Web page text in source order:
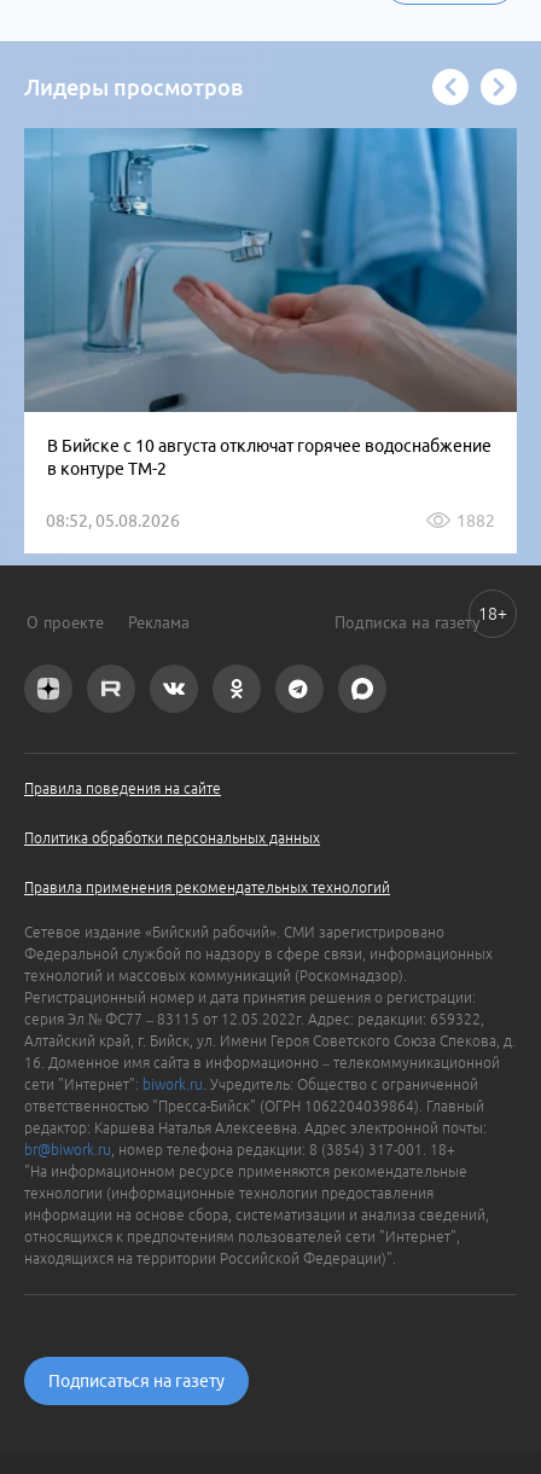
Лидеры просмотров
В Бийске с 10 августа отключат горячее водоснабжение
в контуре ТМ-2
08:52, 05.08.2026 1882
О проекте Реклама Подписка на газету
Правила поведения на сайте
Политика обработки персональных данных
Правила применения рекомендательных технологий
Сетевое издание «Бийский рабочий». СМИ зарегистрировано
Федеральной службой по надзору в сфере связи, информационных
технологий и массовых коммуникаций (Роскомнадзор).
Регистрационный номер и дата принятия решения о регистрации:
серия Эл № ФС77 – 83115 от 12.05.2022г. Адрес: редакции: 659322,
Алтайский край, г. Бийск, ул. Имени Героя Советского Союза Спекова, д.
16. Доменное имя сайта в информационно – телекоммуникационной
сети "Интернет": biwork.ru . Учредитель: Общество с ограниченной
ответственностью "Пресса-Бийск" (ОГРН 1062204039864). Главный
редактор: Каршева Наталья Алексеевна. Адрес электронной почты:
br@biwork.ru , номер телефона редакции: 8 (3854) 317-001. 18+
"На информационном ресурсе применяются рекомендательные
технологии (информационные технологии предоставления
информации на основе сбора, систематизации и анализа сведений,
относящихся к предпочтениям пользователей сети "Интернет",
находящихся на территории Российской Федерации)".
Подписаться на газету
18+